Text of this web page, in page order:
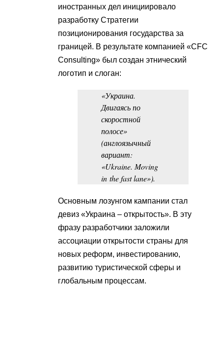
иностранных дел инициировало
разработку Стратегии
позиционирования государства за
границей. В результате компанией «CFC
Consulting» был создан этнический
логотип и слоган:
«Украина.
Двигаясь по
скоростной
полосе»
(англоязычный
вариант:
«Ukraine. Moving
in the fast lane»).
Основным лозунгом кампании стал
девиз «Украина – открытость». В эту
фразу разработчики заложили
ассоциации открытости страны для
новых реформ, инвестированию,
развитию туристической сферы и
глобальным процессам.